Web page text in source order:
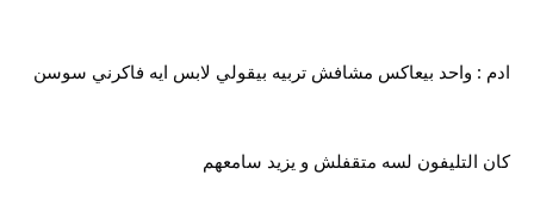
ادم : واحد بيعاكس مشافش تربيه بيقولي لابس ايه فاكرني سوسن
كان التليفون لسه متقفلش و يزيد سامعهم